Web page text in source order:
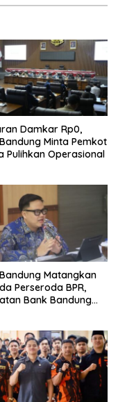
Damkar Rp0,
Minta Pemkot
Pulihkan Operasional
Matangkan
Perseroda BPR,
Bank Bandung